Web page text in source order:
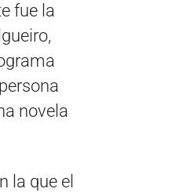
fue la
novela
la que el